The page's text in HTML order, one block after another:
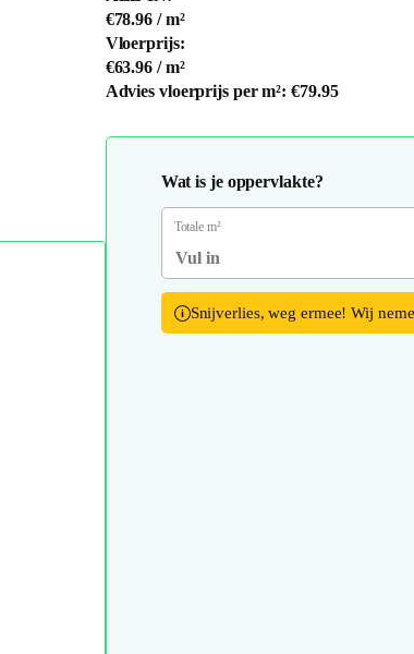
€78.96 / m²
Vloerprijs:
€63.96 / m²
Advies vloerprijs per m²: €79.95
Wat is je oppervlakte?
Totale m²
Snijverlies, weg ermee! Wij